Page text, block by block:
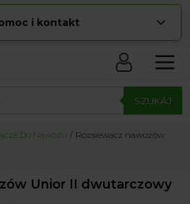
i kontakt
pokaż numer
pokaż numer
SZUKAJ
Do Nawozu
Rozsiewacz nawozów
Unior II dwutarczowy